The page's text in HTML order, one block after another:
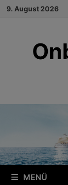
Zum
9. August 2026
MENÜ